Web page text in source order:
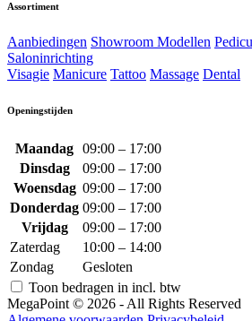
Assortiment
Aanbiedingen Showroom Modellen
Saloninrichting
Visagie Manicure Tattoo Massage Dental
Openingstijden
Maandag 09:00 – 17:00
Dinsdag
09:00 – 17:00
Woensdag 09:00 – 17:00
Donderdag 09:00 – 17:00
Vrijdag
09:00 – 17:00
Zaterdag
10:00 – 14:00
Zondag
Gesloten
Toon bedragen in incl. btw
MegaPoint © 2026 - All Rights Reserved